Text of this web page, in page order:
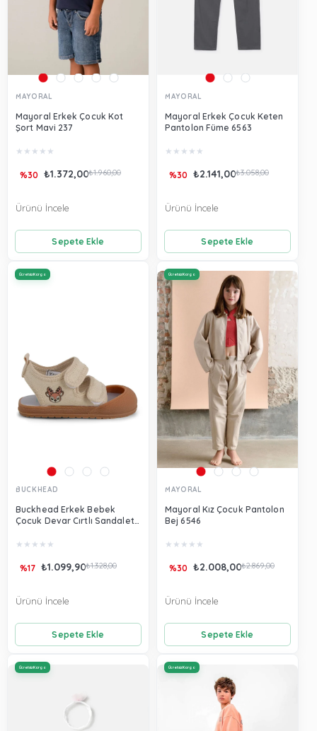
MAYORAL
Mayoral Erkek Çocuk Kot
Şort Mavi 237
★ ★ ★ ★ ★
₺1.372,00₺1.960,00
%30
Sepete Ekle
Ürünü İncele
MAYORAL
Mayoral Erkek Çocuk Keten
Pantolon Füme 6563
★ ★ ★ ★ ★
₺2.141,00₺3.058,00
%30
Sepete Ekle
Ürünü İncele
BUCKHEAD
Buckhead Erkek Bebek
Çocuk Devar Cırtlı Sandalet
★ ★ ★ ★ ★
₺1.099,90₺1.328,00
%17
Sepete Ekle
Ürünü İncele
Ücretsiz Kargo
MAYORAL
Mayoral Kız Çocuk Pantolon
Bej 6546
★ ★ ★ ★ ★
₺2.008,00₺2.869,00
%30
Sepete Ekle
Ürünü İncele
Ücretsiz Kargo
Ücretsiz Kargo Ücretsiz Kargo